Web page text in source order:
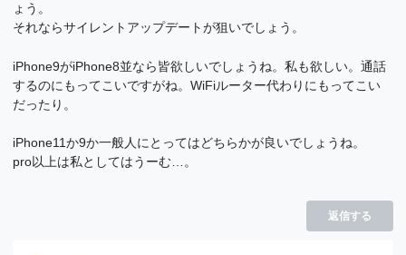
ょう。
それならサイレントアップデートが狙いでしょう。
iPhone9がiPhone8並なら皆欲しいでしょうね。私も欲しい。通話
するのにもってこいですがね。WiFiルーター代わりにもってこい
だったり。
iPhone11か9か一般人にとってはどちらかが良いでしょうね。
pro以上は私としてはうーむ…。
返信する